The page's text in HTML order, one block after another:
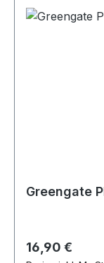
Greengate
Regulärer
16,90 €